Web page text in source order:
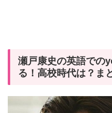
瀬戸康史の英語での
る！高校時代は？ま